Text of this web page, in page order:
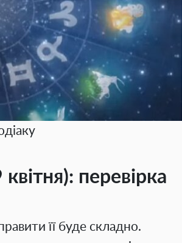
перевірка
її буде складно.